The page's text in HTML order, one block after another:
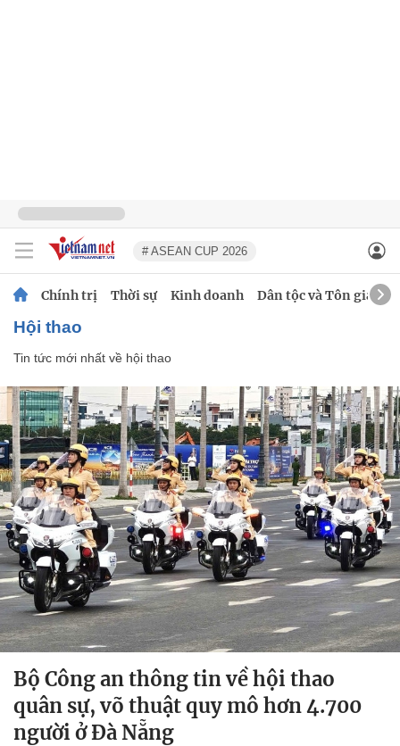
# ASEAN CUP 2026
Chính trị Thời sự Kinh doanh Dân tộc và Tôn giáo
hội thao
Tin tức mới nhất về hội thao
Bộ Công an thông tin về hội thao
quân sự, võ thuật quy mô hơn 4.700
người ở Đà Nẵng